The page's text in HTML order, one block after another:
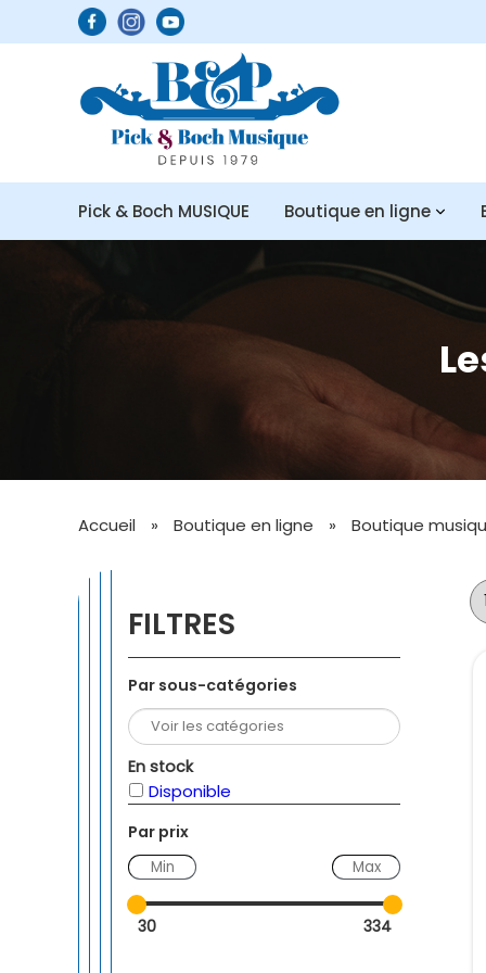
Pick & Boch MUSIQUE Boutique en ligne
Accueil » Boutique en ligne » Boutique
FILTRES
Par sous-catégories
En stock
Disponible
Par prix
30 334